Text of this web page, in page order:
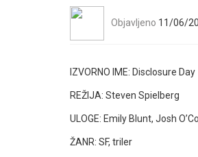
Objavljeno 11/06/
IZVORNO IME: Disclosure Day
REŽIJA: Steven Spielberg
ULOGE: Emily Blunt, Josh
ŽANR: SF, triler